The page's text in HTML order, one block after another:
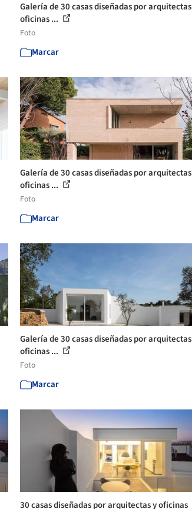
Galería de 30 casas diseñadas por
oficinas ...
Foto
Marcar
Galería de 30 casas diseñadas por
oficinas ...
Foto
Marcar
Galería de 30 casas diseñadas por
oficinas ...
Foto
Marcar
30 casas diseñadas por arquitectas y oficinas